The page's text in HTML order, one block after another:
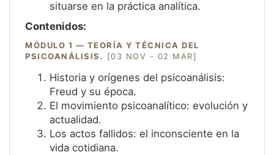
situarse en la práctica analítica.
Contenidos:
MÓDULO 1 — TEORÍA Y TÉCNICA DEL
PSICOANÁLISIS. [03 NOV - 02 MAR]
Historia y orígenes del psicoanálisis:
Freud y su época.
El movimiento psicoanalítico: evolución y
actualidad.
Los actos fallidos: el inconsciente en la
vida cotidiana.